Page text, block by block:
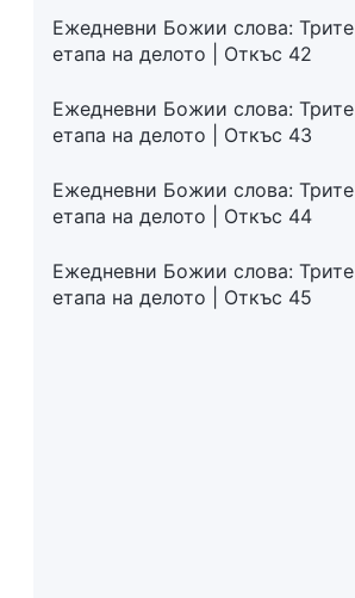
Ежедневни Божии слова: Трите
етапа на делото | Откъс 42
Ежедневни Божии слова: Трите
етапа на делото | Откъс 43
Ежедневни Божии слова: Трите
етапа на делото | Откъс 44
Ежедневни Божии слова: Трите
етапа на делото | Откъс 45